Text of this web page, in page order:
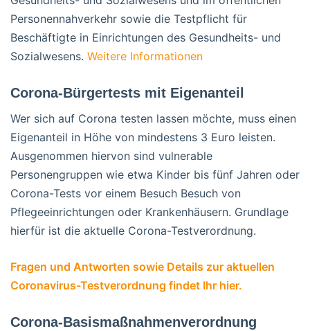
Personennahverkehr sowie die Testpflicht für
Beschäftigte in Einrichtungen des Gesundheits- und
Sozialwesens. Weitere Informationen
Corona-Bürgertests mit Eigenanteil
Wer sich auf Corona testen lassen möchte, muss einen
Eigenanteil in Höhe von mindestens 3 Euro leisten.
Ausgenommen hiervon sind vulnerable
Personengruppen wie etwa Kinder bis fünf Jahren oder
Corona-Tests vor einem Besuch Besuch von
Pflegeeinrichtungen oder Krankenhäusern. Grundlage
hierfür ist die aktuelle Corona-Testverordnung.
Fragen und Antworten sowie Details zur aktuellen
Coronavirus-Testverordnung findet Ihr hier.
Corona-Basismaßnahmenverordnung